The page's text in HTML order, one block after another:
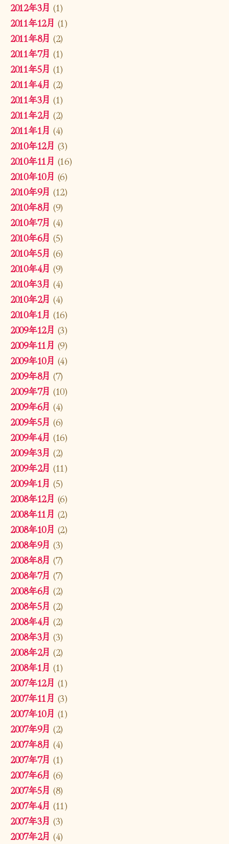
2012年3月 (1)
2011年12月 (1)
2011年8月 (2)
2011年7月 (1)
2011年5月 (1)
2011年4月 (2)
2011年3月 (1)
2011年2月 (2)
2011年1月 (4)
2010年12月 (3)
2010年11月 (16)
2010年10月 (6)
2010年9月 (12)
2010年8月 (9)
2010年7月 (4)
2010年6月 (5)
2010年5月 (6)
2010年4月 (9)
2010年3月 (4)
2010年2月 (4)
2010年1月 (16)
2009年12月 (3)
2009年11月 (9)
2009年10月 (4)
2009年8月 (7)
2009年7月 (10)
2009年6月 (4)
2009年5月 (6)
2009年4月 (16)
2009年3月 (2)
2009年2月 (11)
2009年1月 (5)
2008年12月 (6)
2008年11月 (2)
2008年10月 (2)
2008年9月 (3)
2008年8月 (7)
2008年7月 (7)
2008年6月 (2)
2008年5月 (2)
2008年4月 (2)
2008年3月 (3)
2008年2月 (2)
2008年1月 (1)
2007年12月 (1)
2007年11月 (3)
2007年10月 (1)
2007年9月 (2)
2007年8月 (4)
2007年7月 (1)
2007年6月 (6)
2007年5月 (8)
2007年4月 (11)
2007年3月 (3)
2007年2月 (4)